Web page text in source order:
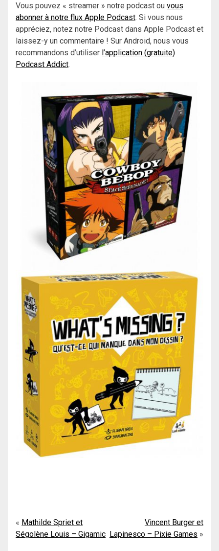
Vous pouvez « streamer » notre podcast ou vous
abonner à notre flux Apple Podcast. Si vous nous
appréciez, notez notre Podcast dans Apple Podcast et
laissez-y un commentaire ! Sur Android, nous vous
recommandons d’utiliser l’application (gratuite)
Podcast Addict.
Navigation
de
Mathilde Spriet et
Ségolène Louis – Gigamic
Vincent Burger et
Lapinesco – Pixie Games